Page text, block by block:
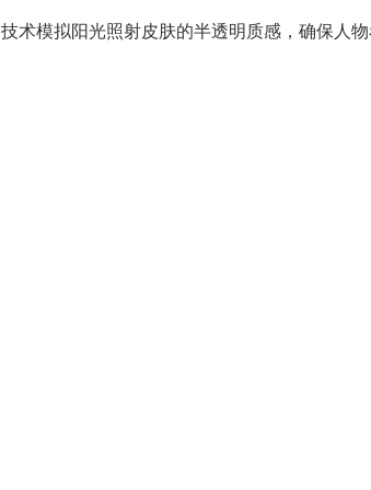
技术模拟阳光照射皮肤的半透明质感，确保人